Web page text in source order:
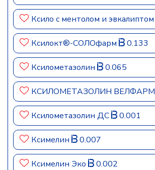
Ксило с ментолом и эвкалиптом
Ксилокт®-СОЛОфарм 0.133
Ксилометазолин 0.065
КСИЛОМЕТАЗОЛИН ВЕЛФАРМ
Ксилометазолин ДС 0.001
Ксимелин 0.007
Ксимелин Эко 0.002